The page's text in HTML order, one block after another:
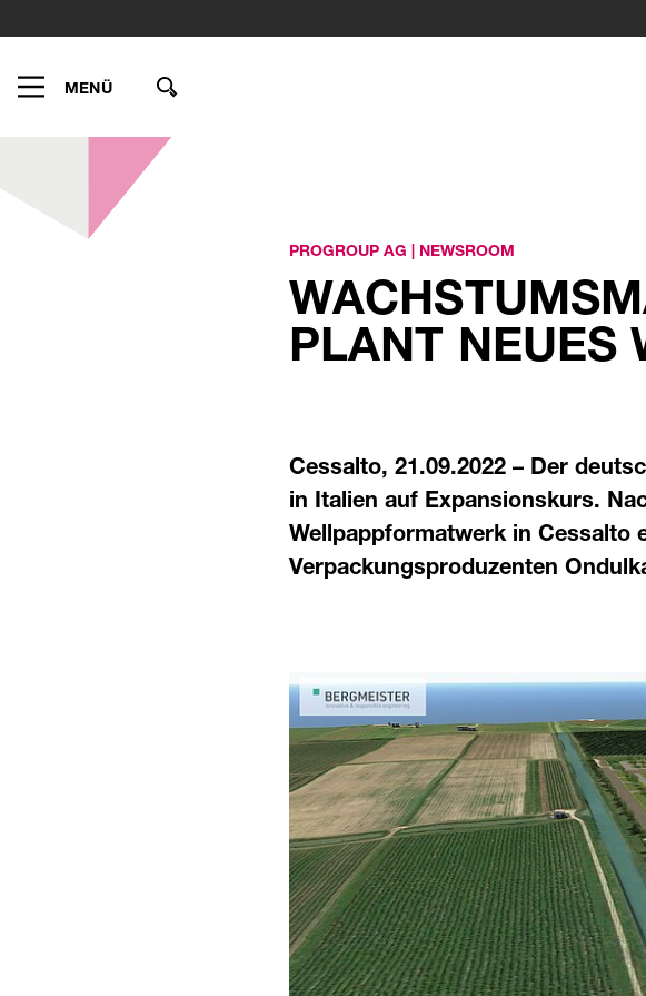
MENÜ
PROGROUP AG | NEWSROOM
PLANT NEUES
Cessalto, 21.09.2022 – Der
in Italien auf Expansionskurs.
Wellpappformatwerk in Cessalto
Verpackungsproduzenten